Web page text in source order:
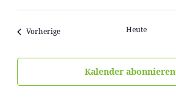
VorherigeVeranstaltungen Heute
Kalender abonnieren